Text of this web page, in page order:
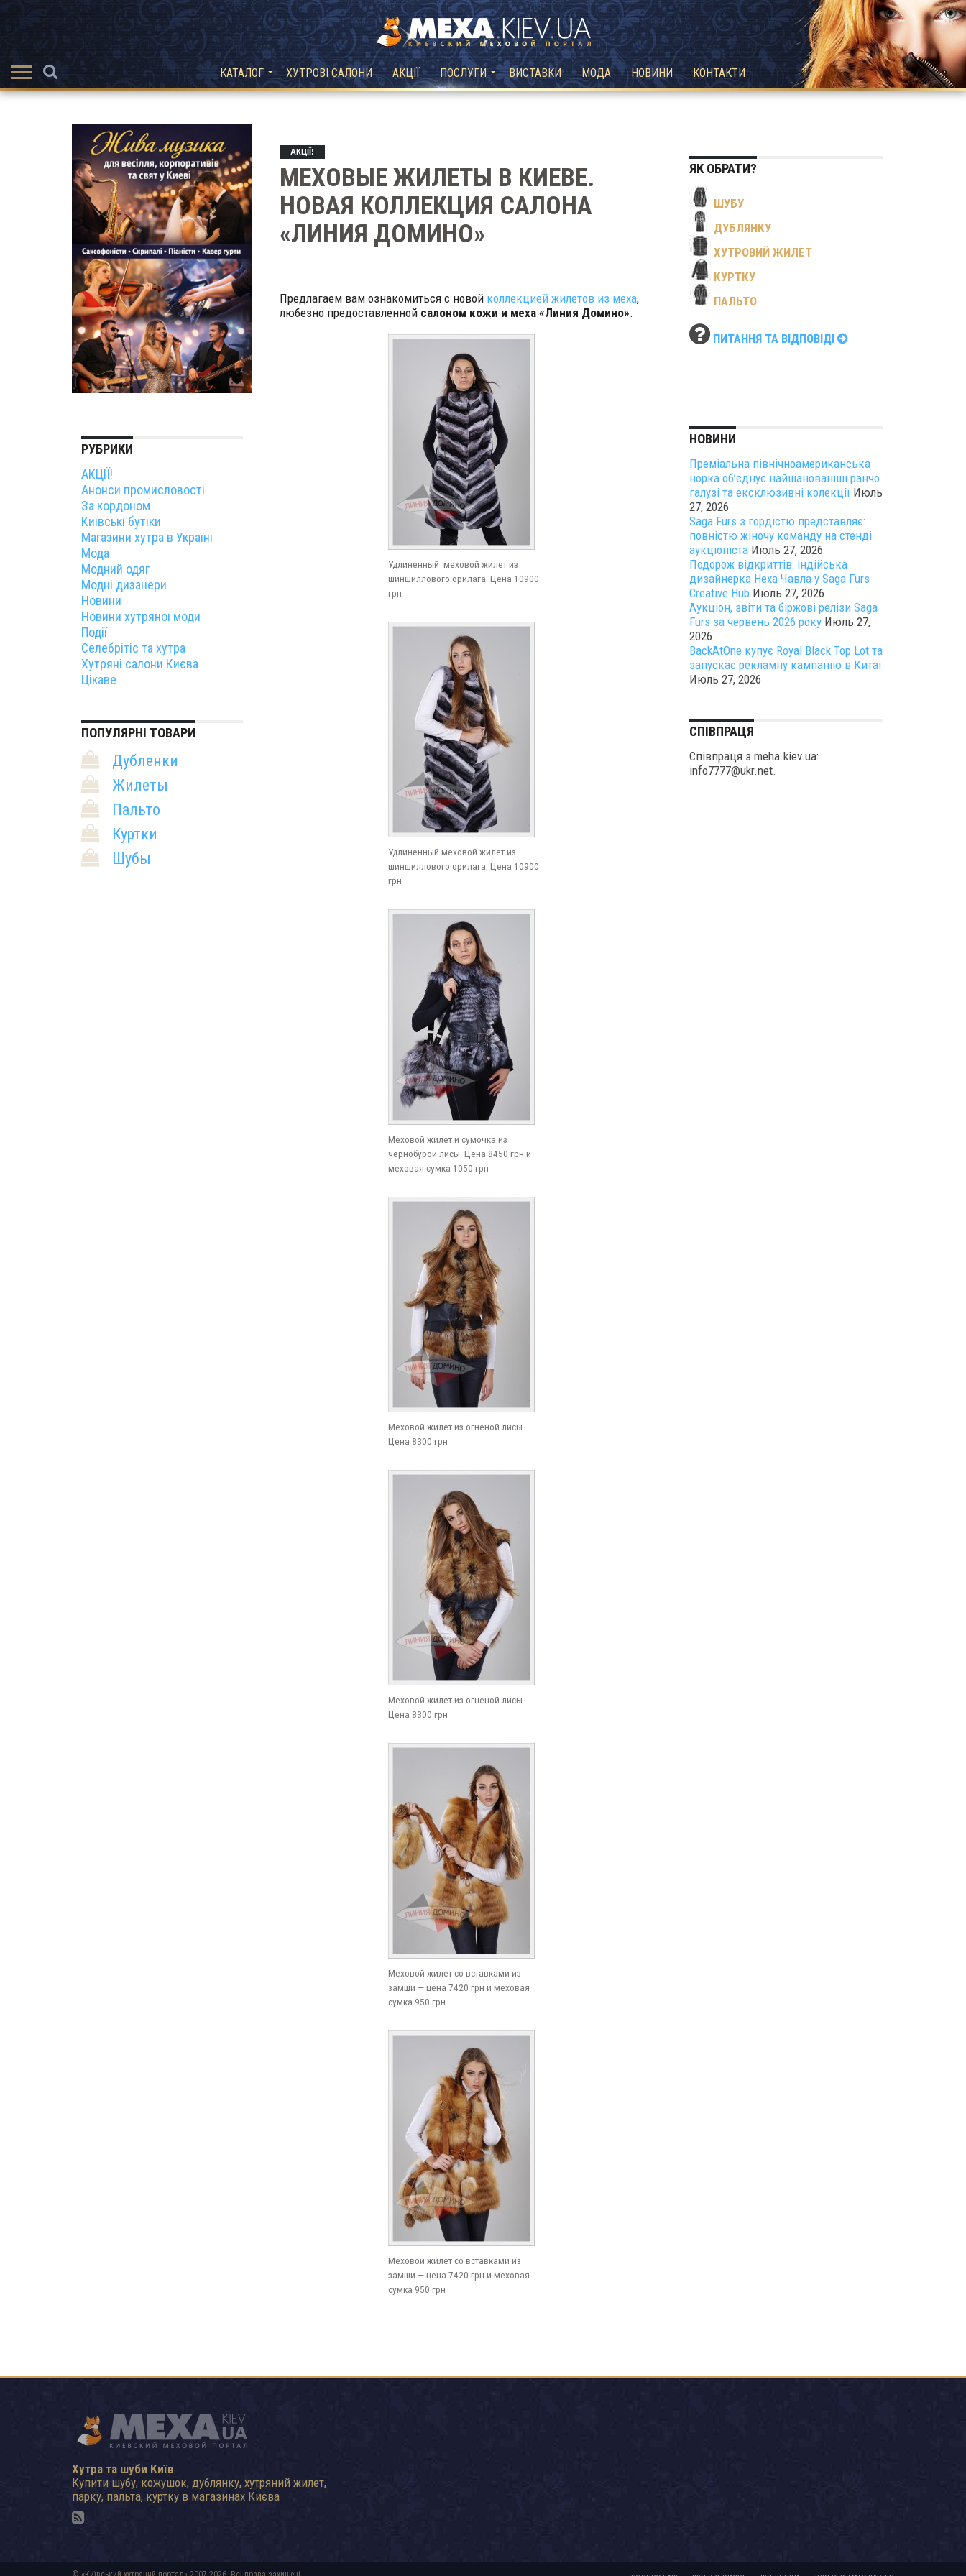
КАТАЛОГ ХУТРОВІ САЛОНИ АКЦІЇ ПОСЛУГИ ВИСТАВКИ МОДА НОВИНИ КОНТАКТИ
АКЦІЇ!
МЕХОВЫЕ ЖИЛЕТЫ В КИЕВЕ.
НОВАЯ КОЛЛЕКЦИЯ САЛОНА
«ЛИНИЯ ДОМИНО»
Предлагаем вам ознакомиться с новой коллекцией жилетов из меха,
любезно предоставленной салоном кожи и меха «Линия Домино».
Удлиненный меховой жилет из
шиншиллового орилага. Цена 10900
грн
Удлиненный меховой жилет из
шиншиллового орилага. Цена 10900
грн
Меховой жилет и сумочка из
чернобурой лисы. Цена 8450 грн и
меховая сумка 1050 грн
Меховой жилет из огненой лисы.
Цена 8300 грн
Меховой жилет из огненой лисы.
Цена 8300 грн
Меховой жилет со вставками из
замши — цена 7420 грн и меховая
сумка 950 грн
Меховой жилет со вставками из
замши — цена 7420 грн и меховая
сумка 950 грн
РУБРИКИ
АКЦІЇ!
Анонси промисловості
За кордоном
Київські бутіки
Магазини хутра в Україні
Мода
Модний одяг
Модні дизанери
Новини
Новини хутряної моди
Події
Селебрітіс та хутра
Хутряні салони Києва
Цікаве
ПОПУЛЯРНІ ТОВАРИ
Дубленки
Жилеты
Пальто
Куртки
Шубы
ЯК ОБРАТИ?
ШУБУ
ДУБЛЯНКУ
ХУТРОВИЙ ЖИЛЕТ
КУРТКУ
ПАЛЬТО
ПИТАННЯ ТА ВІДПОВІДІ
НОВИНИ
Преміальна північноамериканська
норка об’єднує найшанованіші ранчо
галузі та ексклюзивні колекції Июль
27, 2026
Saga Furs з гордістю представляє:
повністю жіночу команду на стенді
аукціоніста Июль 27, 2026
Подорож відкриттів: індійська
дизайнерка Неха Чавла у Saga Furs
Creative Hub Июль 27, 2026
Аукціон, звіти та біржові релізи Saga
Furs за червень 2026 року Июль 27,
2026
BackAtOne купує Royal Black Top Lot та
запускає рекламну кампанію в Китаї
Июль 27, 2026
СПІВПРАЦЯ
Співпраця з meha.kiev.ua:
info7777@ukr.net.
Хутра та шуби Київ
Купити шубу, кожушок, дублянку, хутряний жилет,
парку, пальта, куртку в магазинах Києва